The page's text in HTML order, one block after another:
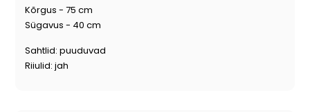
Kõrgus - 75 cm
Sügavus - 40 cm
Sahtlid: puuduvad
Riiulid: jah